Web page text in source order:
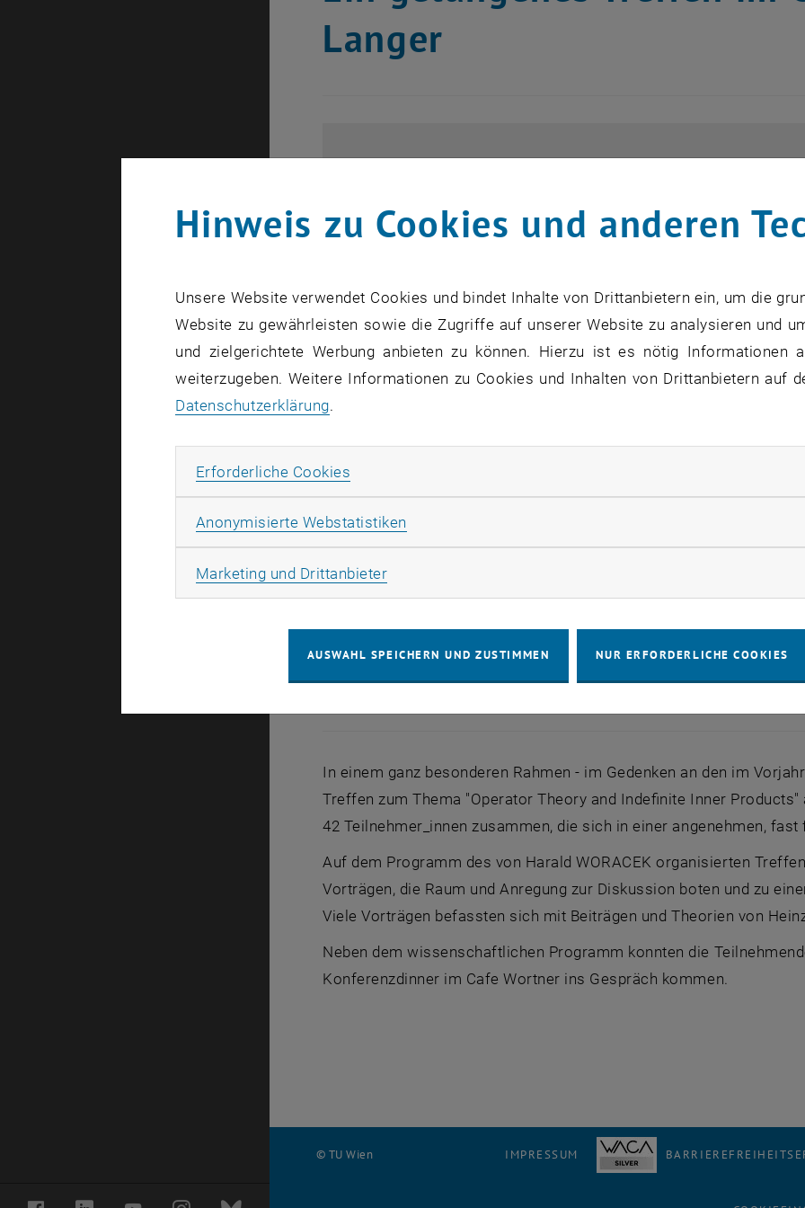
Langer
In einem ganz besonderen Rahmen - im Gedenken an den im
Treffen zum Thema "Operator Theory and Indefinite Inner
42 Teilnehmer_innen zusammen, die sich in einer angenehmen,
Auf dem Programm des von Harald WORACEK organisierten
Vorträgen, die Raum und Anregung zur Diskussion boten und zu
Viele Vorträgen befassten sich mit Beiträgen und Theorien von
Neben dem wissenschaftlichen Programm konnten die
Konferenzdinner im Cafe Wortner ins Gespräch kommen.
© TU Wien IMPRESSUM
Hinweis zu Cookies und anderen
Unsere Website verwendet Cookies und bindet Inhalte von Drittanbietern ein, um die
Website zu gewährleisten sowie die Zugriffe auf unserer Website zu analysieren und
und zielgerichtete Werbung anbieten zu können. Hierzu ist es nötig Informationen
weiterzugeben. Weitere Informationen zu Cookies und Inhalten von Drittanbietern auf
Datenschutzerklärung.
Erforderliche Cookies
Anonymisierte Webstatistiken
Marketing und DrittanbieterMarketing Cookies zulassen
AUSWAHL SPEICHERN UND ZUSTIMMEN NUR ERFORDERLICHE COOKIES